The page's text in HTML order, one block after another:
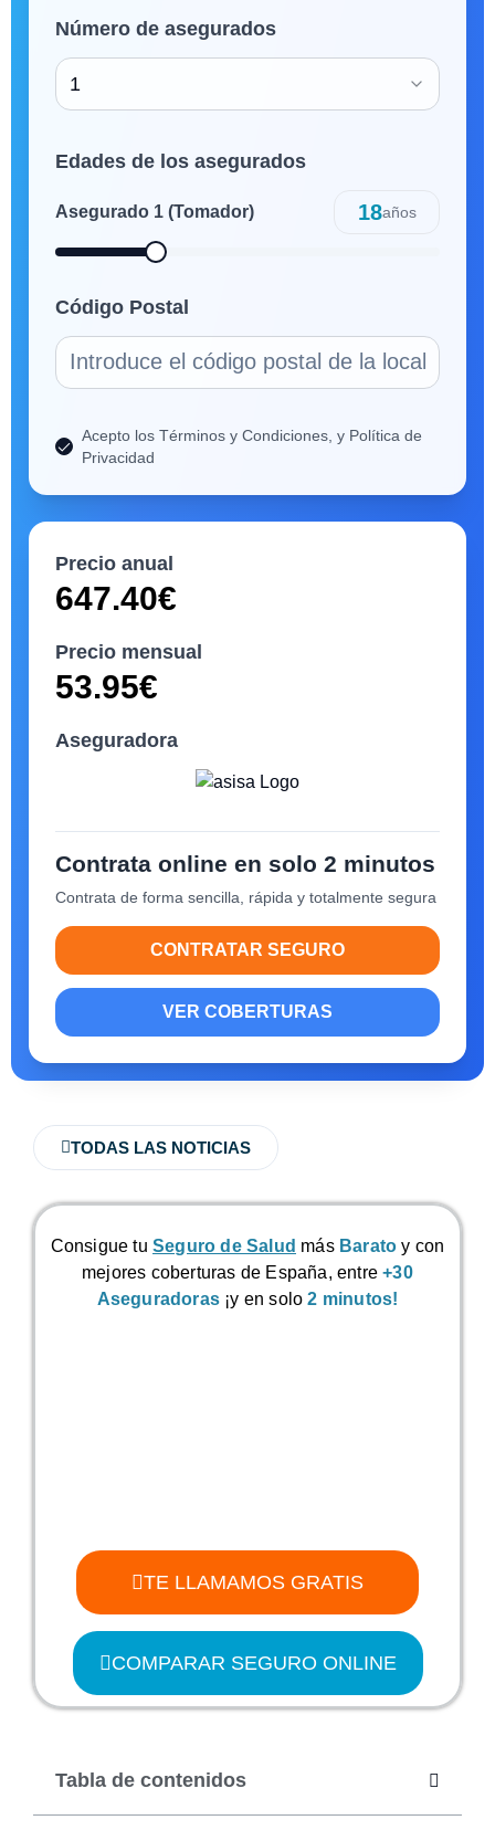
Número de asegurados
1
Edades de los asegurados
Asegurado 1 (Tomador) 18años
Código Postal
Acepto los Términos y Condiciones, y Política de
Privacidad
Precio anual
647.40€
Precio mensual
53.95€
Aseguradora
Contrata online en solo 2 minutos
Contrata de forma sencilla, rápida y totalmente segura
CONTRATAR SEGURO
VER COBERTURAS
TODAS LAS NOTICIAS
Consigue tu Seguro de Salud más Barato y con
mejores coberturas de España, entre+30
Aseguradoras ¡y en solo2 minutos!
TE LLAMAMOS GRATIS
COMPARAR SEGURO ONLINE
Tabla de contenidos